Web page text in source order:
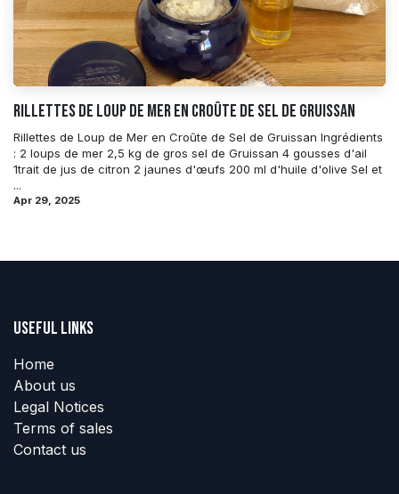
Rillettes de Loup de Mer en Croûte de Sel de Gruissan
Rillettes de Loup de Mer en Croûte de Sel de Gruissan Ingrédients
: 2 loups de mer 2,5 kg de gros sel de Gruissan 4 gousses d'ail
1trait de jus de citron 2 jaunes d'œufs 200 ml d'huile d'olive Sel et
...
Apr 29, 2025
Useful Links
Home
About us
Legal Notices
Terms of sales
Contact us